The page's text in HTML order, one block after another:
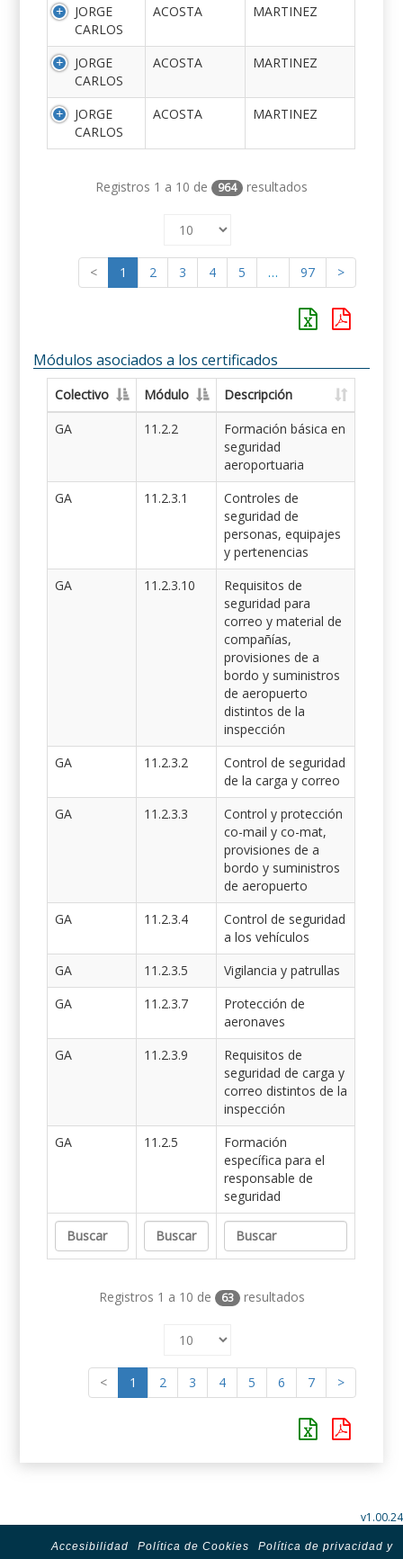
JORGE
CARLOS
ACOSTA MARTINEZ
JORGE
CARLOS
ACOSTA MARTINEZ
JORGE
CARLOS
ACOSTA MARTINEZ
Registros 1 a 10 de 964 resultados
< 1 2 3 4 5 … 97 >
Módulos asociados a los certificados
Colectivo Módulo
Descripción
GA
11.2.2
Formación básica en
seguridad
aeroportuaria
GA
11.2.3.1
Controles de
seguridad de
personas, equipajes
y pertenencias
GA
11.2.3.10
Requisitos de
seguridad para
correo y material de
compañías,
provisiones de a
bordo y suministros
de aeropuerto
distintos de la
inspección
GA
11.2.3.2
Control de seguridad
de la carga y correo
GA
11.2.3.3
Control y protección
co-mail y co-mat,
provisiones de a
bordo y suministros
de aeropuerto
GA
11.2.3.4
Control de seguridad
a los vehículos
GA
11.2.3.5
Vigilancia y patrullas
GA
11.2.3.7
Protección de
aeronaves
GA
11.2.3.9
Requisitos de
seguridad de carga y
correo distintos de la
inspección
GA
11.2.5
Formación
específica para el
responsable de
seguridad
Registros 1 a 10 de 63 resultados
< 1 2 3 4 5 6 7 >
v1.00.24
Accesibilidad Política de Cookies
Política de privacidad y